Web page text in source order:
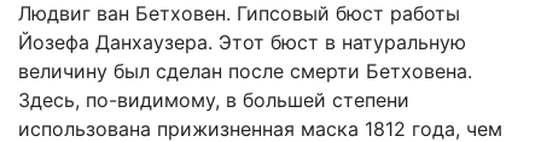
Людвиг ван Бетховен. Гипсовый бюст работы
Йозефа Данхаузера. Этот бюст в натуральную
величину был сделан после смерти Бетховена.
Здесь, по-видимому, в большей степени
использована прижизненная маска 1812 года, чем